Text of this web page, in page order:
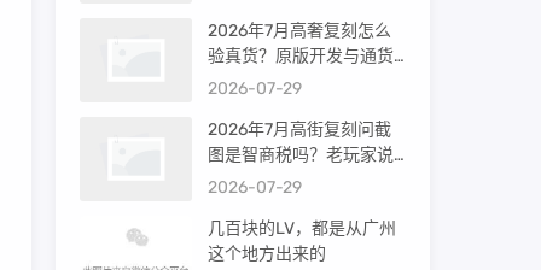
2026年7月高奢复刻怎么
验真货？原版开发与通货
差距到底多大
2026-07-29
2026年7月高街复刻问截
图是智商税吗？老玩家说
出真相
2026-07-29
几百块的LV，都是从广州
这个地方出来的